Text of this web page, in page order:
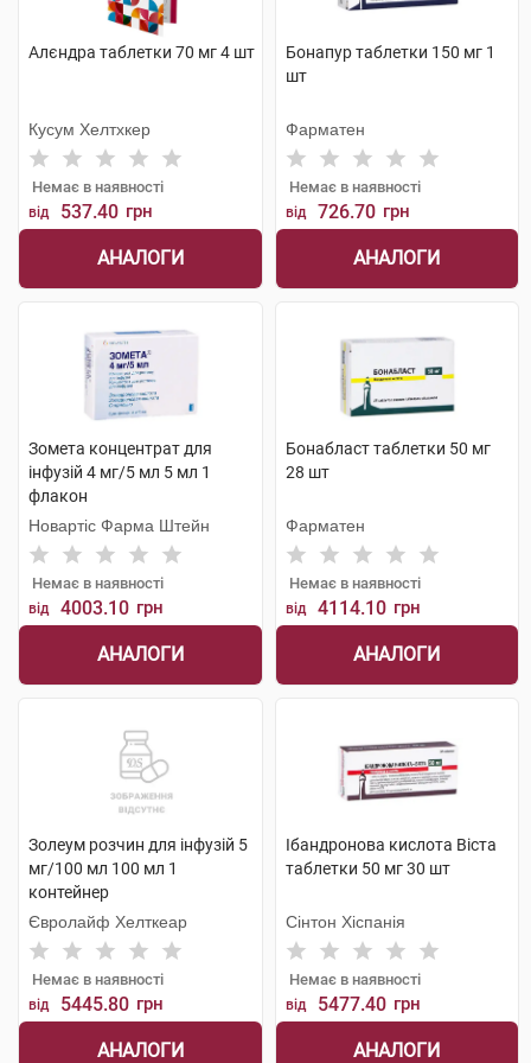
Алєндра таблетки 70 мг 4 шт
Кусум Хелтхкер
Немає в наявності
від 537.40 грн
АНАЛОГИ
Бонапур таблетки 150 мг 1
шт
Фарматен
Немає в наявності
від 726.70 грн
АНАЛОГИ
Зомета концентрат для
інфузій 4 мг/5 мл 5 мл 1
флакон
Новартіс Фарма Штейн
Немає в наявності
від 4003.10 грн
АНАЛОГИ
Бонабласт таблетки 50 мг
28 шт
Фарматен
Немає в наявності
від 4114.10 грн
АНАЛОГИ
Золеум розчин для інфузій 5
мг/100 мл 100 мл 1
контейнер
Євролайф Хелткеар
Немає в наявності
від 5445.80 грн
АНАЛОГИ
Ібандронова кислота Віста
таблетки 50 мг 30 шт
Сінтон Хіспанія
Немає в наявності
від 5477.40 грн
АНАЛОГИ